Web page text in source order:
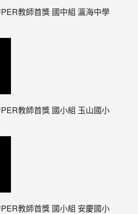
教師首獎 國中組 瀛海中學
教師首獎 國小組 玉山國小
教師首獎 國小組 安慶國小